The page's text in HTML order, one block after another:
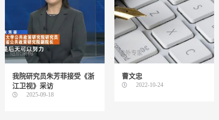
组织架构
我院研究员朱芳菲接受《浙
江卫视》采访
2025-09-18
省外专家
曹文忠
2022-10-24